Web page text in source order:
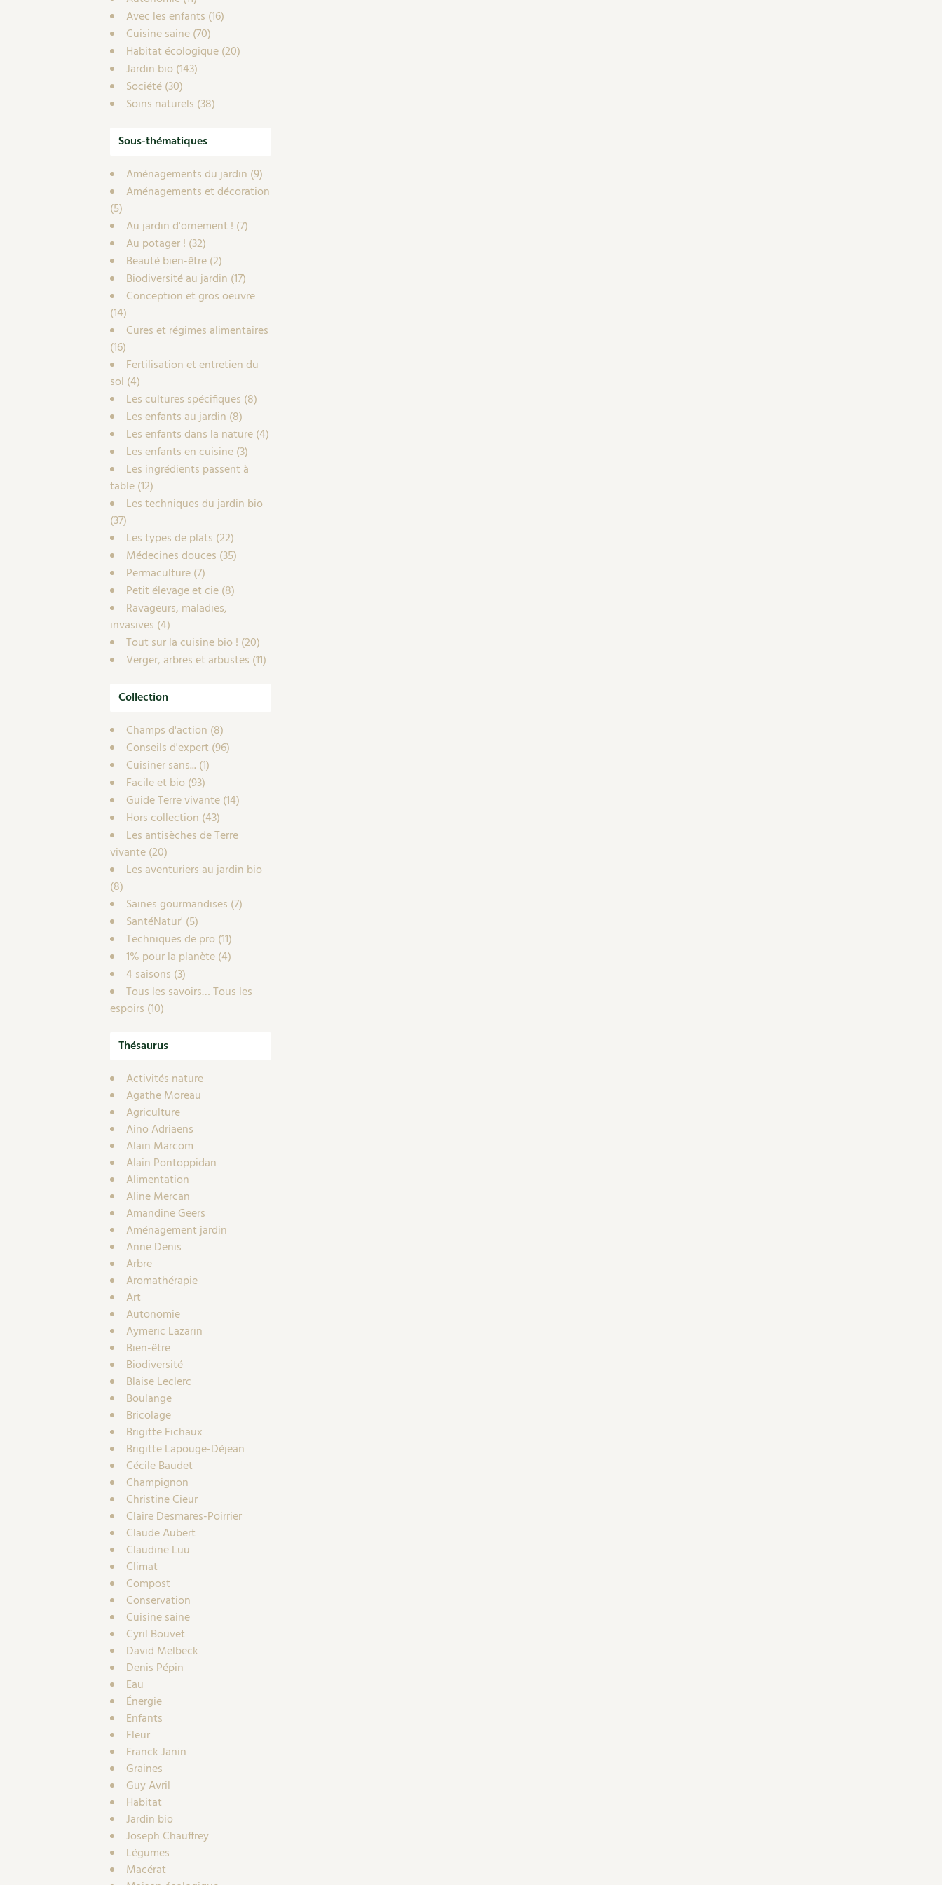
Avec les enfants (16)
Cuisine saine(70)
Habitat écologique(20)
Jardin bio (143)
Société(30)
Soins naturels (38)
Sous-thématiques
Aménagements du jardin (9)
Aménagements et décoration
(5)
Au jardin d'ornement ! (7)
Au potager ! (32)
Beauté bien-être(2)
Biodiversité au jardin (17)
Conception et gros oeuvre
(14)
Cures et régimes alimentaires
(16)
Fertilisation et entretien du
sol (4)
Les cultures spécifiques (8)
Les enfants au jardin (8)
Les enfants dans la nature(4)
Les enfants en cuisine(3)
Les ingrédients passent à
table(12)
Les techniques du jardin bio
(37)
Les types de plats (22)
Médecines douces (35)
Permaculture(7)
Petit élevage et cie(8)
Ravageurs, maladies,
invasives (4)
Tout sur la cuisine bio ! (20)
Verger, arbres et arbustes (11)
Collection
Champs d'action (8)
Conseils d'expert (96)
Cuisiner sans... (1)
Facile et bio (93)
Guide Terre vivante(14)
Hors collection (43)
Les antisèches de Terre
vivante(20)
Les aventuriers au jardin bio
(8)
Saines gourmandises (7)
SantéNatur' (5)
Techniques de pro (11)
1% pour la planète(4)
4 saisons (3)
Tous les savoirs… Tous les
espoirs (10)
Thésaurus
Activités nature
Agathe Moreau
Agriculture
Aino Adriaens
Alain Marcom
Alain Pontoppidan
Alimentation
Aline Mercan
Amandine Geers
Aménagement jardin
Anne Denis
Arbre
Aromathérapie
Art
Autonomie
Aymeric Lazarin
Bien-être
Biodiversité
Blaise Leclerc
Boulange
Bricolage
Brigitte Fichaux
Brigitte Lapouge-Déjean
Cécile Baudet
Champignon
Christine Cieur
Claire Desmares-Poirrier
Claude Aubert
Claudine Luu
Climat
Compost
Conservation
Cuisine saine
Cyril Bouvet
David Melbeck
Denis Pépin
Eau
Énergie
Enfants
Fleur
Franck Janin
Graines
Guy Avril
Habitat
Jardin bio
Joseph Chauffrey
Légumes
Macérat